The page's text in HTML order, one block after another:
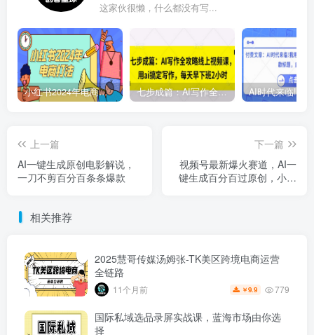
这家伙很懒，什么都没有写...
小红书2024年电商打法，手把手教你如何打爆小红书店铺 七步成篇：AI写作全攻略线上视频课，用ai搞定写作，每天早下班2小时
上一篇
AI一键生成原创电影解说，
一刀不剪百分百条条爆款
下一篇
视频号最新爆火赛道，AI一
键生成百分百过原创，小白
相关推荐
2025慧哥传媒汤姆张-TK美区跨境电商运营
全链路
11个月前 ￥9.9 779
国际私域选品录屏实战课，蓝海市场由你选
择